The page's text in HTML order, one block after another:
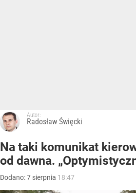
Autor:
Radosław Święcki
Na taki komunikat
od dawna.
Dodano:7 sierpnia 18:47